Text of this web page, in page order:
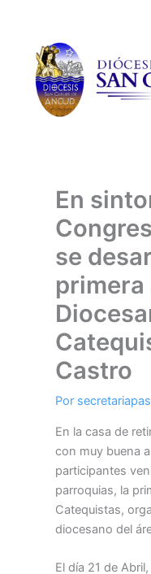
En
se
primera
Castro
Por
En la casa de
con muy buena
participantes
parroquias, la
Catequistas,
diocesano del
El día 21 de